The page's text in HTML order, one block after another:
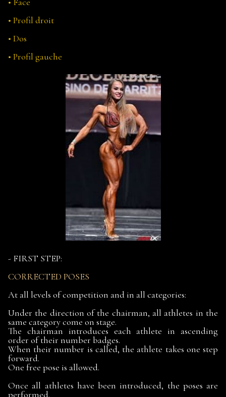
• Face
• Profil droit
• Dos
• Profil gauche
- FIRST STEP:
CORRECTED POSES
At all levels of competition and in all categories:
Under the direction of the chairman, all athletes in the
same category come on stage.
The chairman introduces each athlete in ascending
order of their number badges.
When their number is called, the athlete takes one step
forward.
One free pose is allowed.
Once all athletes have been introduced, the poses are
performed.